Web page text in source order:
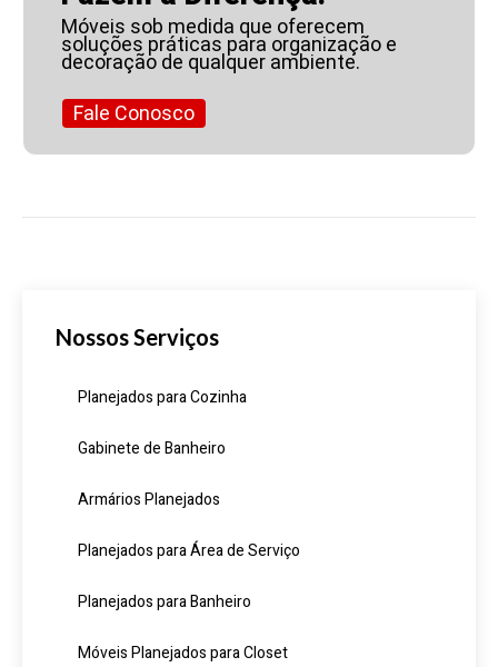
Móveis sob medida que oferecem
soluções práticas para organização e
decoração de qualquer ambiente.
Fale Conosco
Nossos Serviços
Planejados para Cozinha
Gabinete de Banheiro
Armários Planejados
Planejados para Área de Serviço
Planejados para Banheiro
Móveis Planejados para Closet